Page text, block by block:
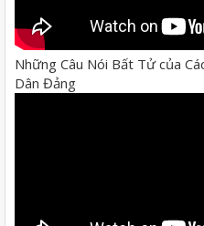
Những Câu Nói Bất Tử của
Dân Đảng